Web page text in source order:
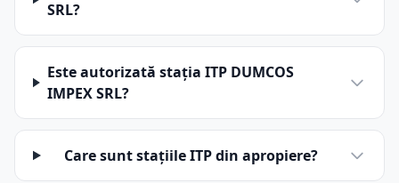
SRL?
Este autorizată stația ITP DUMCOS
IMPEX SRL?
Care sunt stațiile ITP din apropiere?